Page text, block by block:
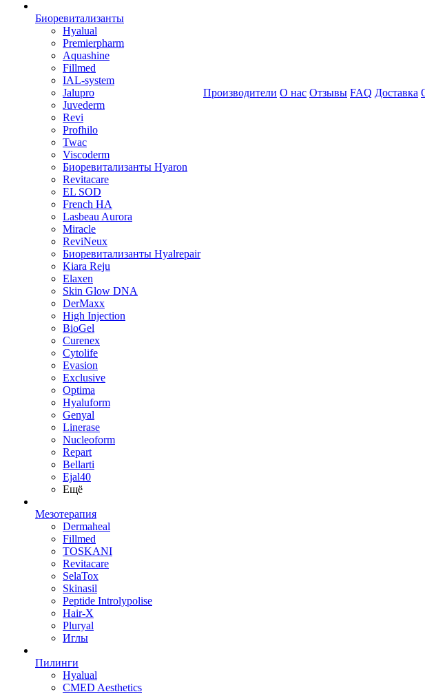
Биоревитализанты
Hyalual
Premierpharm
Aquashine
Fillmed
IAL-system
Jalupro
Juvederm
Revi
Profhilo
Twac
Viscoderm
Биоревитализанты Hyaron
Revitacare
EL SOD
French HA
Lasbeau Aurora
Miracle
ReviNeux
Биоревитализанты Hyalrepair
Kiara Reju
Elaxen
Skin Glow DNA
DerMaxx
High Injection
BioGel
Curenex
Cytolife
Evasion
Exclusive
Optima
Hyaluform
Genyal
Linerase
Nucleoform
Repart
Bellarti
Ejal40
Ещё
Мезотерапия
Dermaheal
Fillmed
TOSKANI
Revitacare
SelaTox
Skinasil
Peptide Introlypolise
Hair-X
Pluryal
Иглы
Пилинги
Hyalual
CMED Aesthetics
Производители О нас Отзывы FAQ Доставка